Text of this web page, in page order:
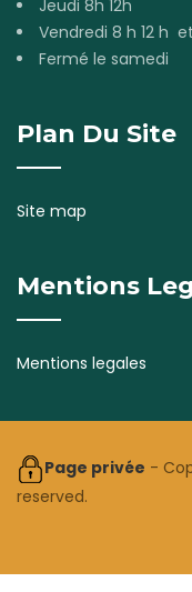
Jeudi 8h 12h
Vendredi 8 h 12 h
Fermé le samedi
Plan Du Site
Site map
Mentions
Mentions legales
Page privée -
reserved.